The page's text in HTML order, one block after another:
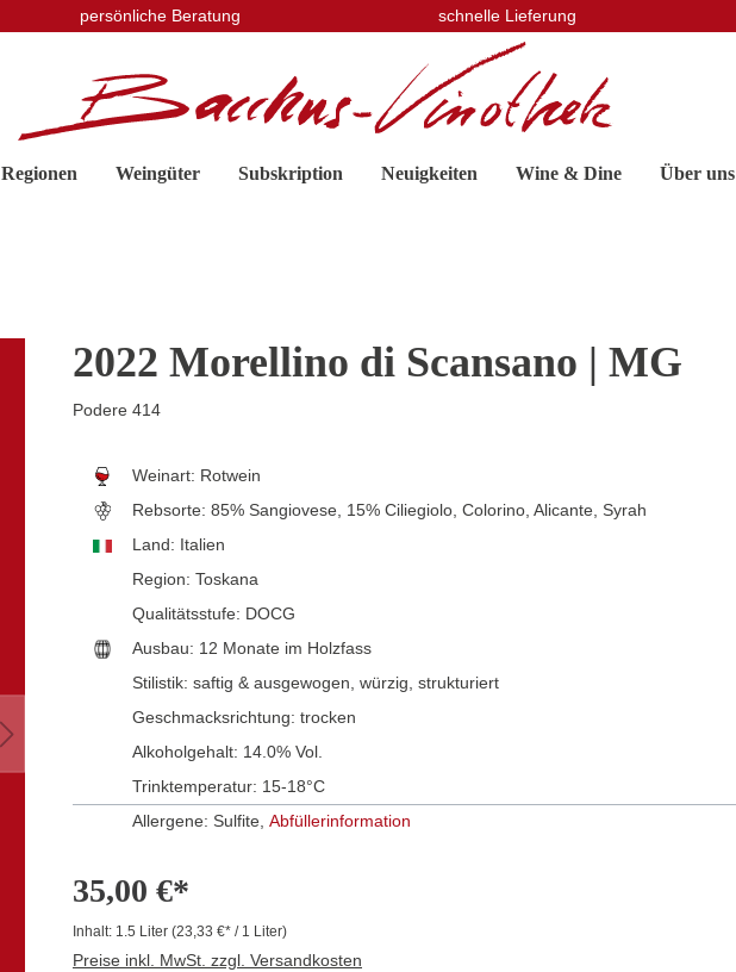
persönliche Beratung schnelle Lieferung
Regionen Weingüter Subskription Neuigkeiten Wine & Dine Über uns
2022 Morellino di Scansano | MG
Podere 414
Weinart: Rotwein
Rebsorte: 85% Sangiovese, 15% Ciliegiolo, Colorino, Alicante, Syrah
Land: Italien
Region: Toskana
Qualitätsstufe: DOCG
Ausbau: 12 Monate im Holzfass
Stilistik: saftig & ausgewogen , würzig , strukturiert
Geschmacksrichtung: trocken
Alkoholgehalt: 14.0% Vol.
Trinktemperatur: 15-18°C
Allergene: Sulfite, Abfüllerinformation
35,00 €*
Inhalt: 1.5 Liter (23,33 €* / 1 Liter)
Preise inkl. MwSt. zzgl. Versandkosten